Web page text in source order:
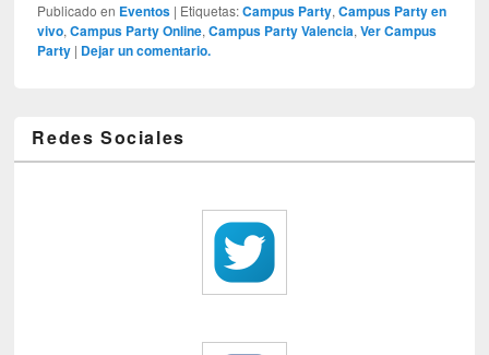
Publicado en Eventos | Etiquetas: Campus Party,Campus Party en
vivo,Campus Party Online,Campus Party Valencia,Ver Campus
Party | Dejar un comentario.
Redes Sociales